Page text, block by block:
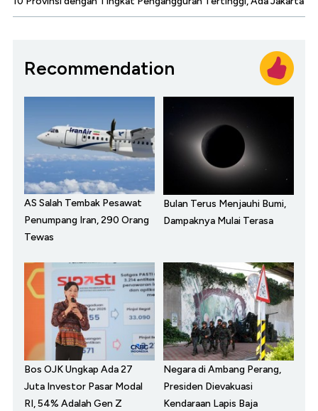
Recommendation
AS Salah Tembak Pesawat
Penumpang Iran, 290 Orang
Tewas
Bulan Terus Menjauhi Bumi,
Dampaknya Mulai Terasa
Bos OJK Ungkap Ada 27
Juta Investor Pasar Modal
RI, 54% Adalah Gen Z
Negara di Ambang Perang,
Presiden Dievakuasi
Kendaraan Lapis Baja